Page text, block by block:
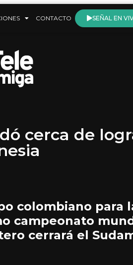
CONTACTO SEÑAL EN
cerca de
colombiano para
campeonato
cerrará el